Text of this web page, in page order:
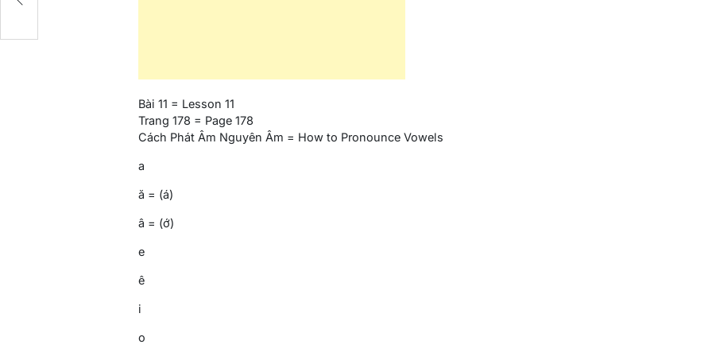
Bài 11 = Lesson 11
Trang 178 = Page 178
Cách Phát Âm Nguyên Âm = How to Pronounce Vowels
a
ă = (á)
â = (ớ)
e
ê
i
o